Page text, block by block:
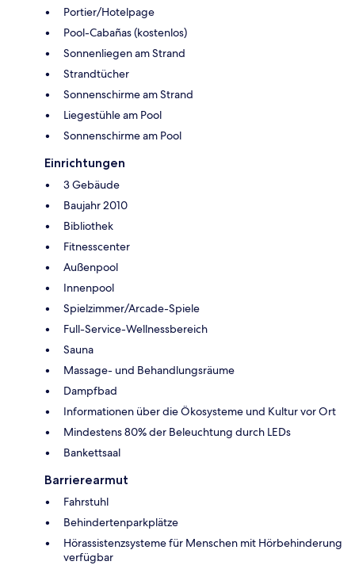
Portier/Hotelpage
Pool-Cabañas (kostenlos)
Sonnenliegen am Strand
Strandtücher
Sonnenschirme am Strand
Liegestühle am Pool
Sonnenschirme am Pool
Einrichtungen
3 Gebäude
Baujahr 2010
Bibliothek
Fitnesscenter
Außenpool
Innenpool
Spielzimmer/Arcade-Spiele
Full-Service-Wellnessbereich
Sauna
Massage- und Behandlungsräume
Dampfbad
Informationen über die Ökosysteme und Kultur vor Ort
Mindestens 80% der Beleuchtung durch LEDs
Bankettsaal
Barrierearmut
Fahrstuhl
Behindertenparkplätze
Hörassistenzsysteme für Menschen mit Hörbehinderung
verfügbar